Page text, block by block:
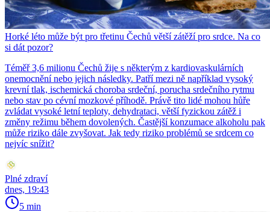
Horké léto může být pro třetinu Čechů větší zátěží pro srdce. Na co
si dát pozor?
Téměř 3,6 milionu Čechů žije s některým z kardiovaskulárních
onemocnění nebo jejich následky. Patří mezi ně například vysoký
krevní tlak, ischemická choroba srdeční, porucha srdečního rytmu
nebo stav po cévní mozkové příhodě. Právě tito lidé mohou hůře
zvládat vysoké letní teploty, dehydrataci, větší fyzickou zátěž i
změny režimu během dovolených. Častější konzumace alkoholu pak
může riziko dále zvyšovat. Jak tedy riziko problémů se srdcem co
nejvíc snížit?
Plné zdraví
dnes, 19:43
5 min